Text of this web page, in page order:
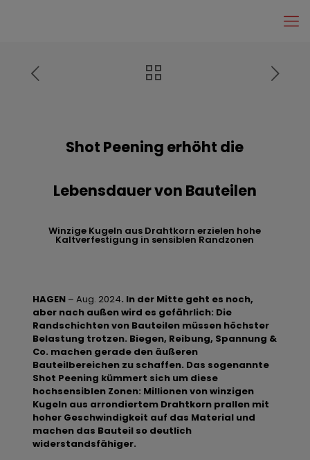
Shot Peening erhöht die
Lebensdauer von Bauteilen
Winzige Kugeln aus Drahtkorn erzielen hohe
Kaltverfestigung in sensiblen Randzonen
HAGEN – Aug. 2024. In der Mitte geht es noch,
aber nach außen wird es gefährlich: Die
Randschichten von Bauteilen müssen höchster
Belastung trotzen. Biegen, Reibung, Spannung &
Co. machen gerade den äußeren
Bauteilbereichen zu schaffen. Das sogenannte
Shot Peening kümmert sich um diese
hochsensiblen Zonen: Millionen von winzigen
Kugeln aus arrondiertem Drahtkorn prallen mit
hoher Geschwindigkeit auf das Material und
machen das Bauteil so deutlich
widerstandsfähiger.